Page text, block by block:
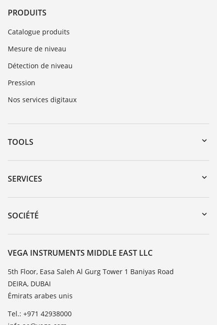
PRODUITS
Catalogue produits
Mesure de niveau
Détection de niveau
Pression
Nos services digitaux
TOOLS
Téléchargements
Recherche par numéro de série
DTM Collection/PACTware
SERVICES
Retour d'appareil
Formations
TeamViewer
SOCIÉTÉ
À propos de VEGA
Contact
News
Presse
Blog
VEGA INSTRUMENTS MIDDLE EAST LLC
5th Floor, Easa Saleh Al Gurg Tower 1 Baniyas Road
DEIRA, DUBAI
Émirats arabes unis
Tel.: +971 42938000